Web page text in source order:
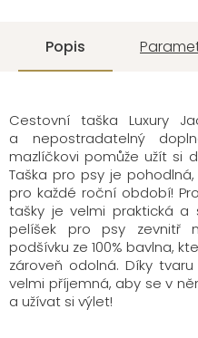
Popis
Cestovní taška Luxury
a
nepostradatelný
mazlíčkovi pomůže užít si
Taška pro psy je
pro každé roční období!
tašky je velmi praktická a
pelíšek pro psy zevnitř
podšívku ze 100% bavlna,
zároveň odolná. Díky
velmi příjemná, aby se v
a užívat si výlet!